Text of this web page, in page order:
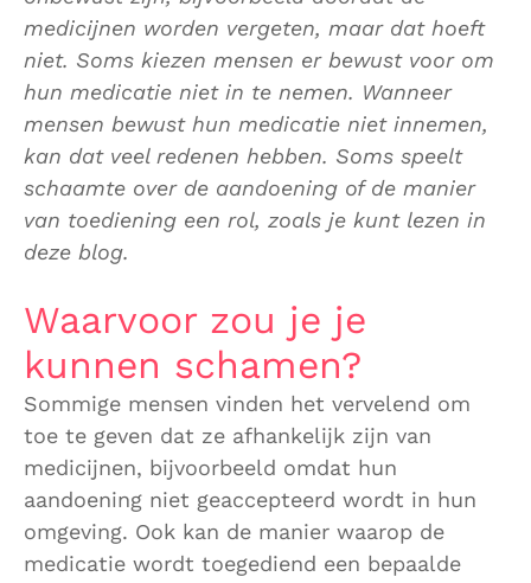
medicijnen worden vergeten, maar dat hoeft
niet. Soms kiezen mensen er bewust voor om
hun medicatie niet in te nemen. Wanneer
mensen bewust hun medicatie niet innemen,
kan dat veel redenen hebben. Soms speelt
schaamte over de aandoening of de manier
van toediening een rol, zoals je kunt lezen in
deze blog.
Waarvoor zou je je
kunnen schamen?
Sommige mensen vinden het vervelend om
toe te geven dat ze afhankelijk zijn van
medicijnen, bijvoorbeeld omdat hun
aandoening niet geaccepteerd wordt in hun
omgeving. Ook kan de manier waarop de
medicatie wordt toegediend een bepaalde